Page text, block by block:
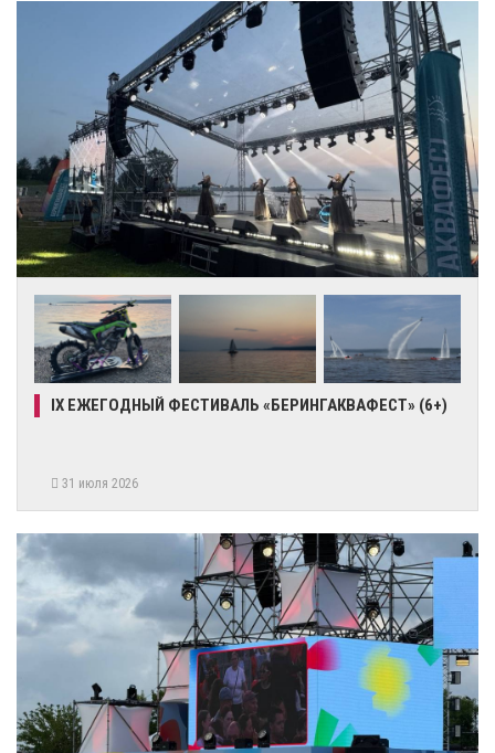
IX ЕЖЕГОДНЫЙ ФЕСТИВАЛЬ «БЕРИНГАКВАФЕСТ» (6+)
31 июля 2026